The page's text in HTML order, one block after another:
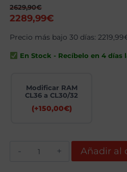
2629,90€
El
original
era:
2629,90€.
2289,99€
actual
es:
Precio más bajo 30 días:2219,99
En Stock - Recíbelo en 4 días
Modificar RAM
CL36 a CL30/32
(+150,00€)
Añadir al